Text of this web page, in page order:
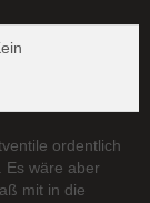
ordentlich
Es wäre aber
mit in die